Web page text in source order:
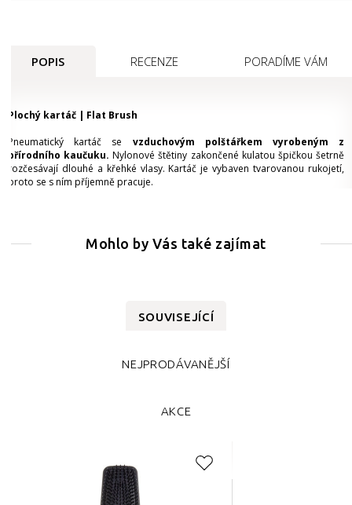
POPIS RECENZE PORADÍME VÁM
Plochý kartáč | Flat Brush
Pneumatický kartáč se vzduchovým polštářkem vyrobeným z
přírodního kaučuku. Nylonové štětiny zakončené kulatou špičkou šetrně
rozčesávají dlouhé a křehké vlasy. Kartáč je vybaven tvarovanou rukojetí,
proto se s ním příjemně pracuje.
Mohlo by Vás také zajímat
SOUVISEJÍCÍ
NEJPRODÁVANĚJŠÍ
AKCE